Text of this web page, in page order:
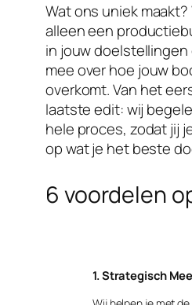
Wat ons uniek
alleen een
in jouw
mee over hoe jouw
overkomt. Van het
laatste edit: wij
hele proces, zodat jij
op wat je het beste
6 voordelen
1. Strategisch